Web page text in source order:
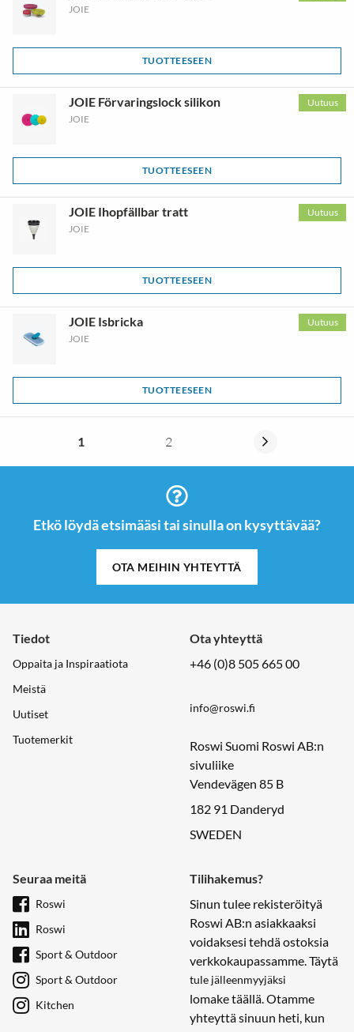
JOIE
TUOTTEESEEN
Uutuus
JOIE Förvaringslock silikon
JOIE
TUOTTEESEEN
Uutuus
JOIE Ihopfällbar tratt
JOIE
TUOTTEESEEN
Uutuus
JOIE Isbricka
JOIE
TUOTTEESEEN
1 2
Etkö löydä etsimääsi tai sinulla on kysyttävää?
OTA MEIHIN YHTEYTTÄ
Tiedot
Oppaita ja Inspiraatiota
Meistä
Uutiset
Tuotemerkit
Ota yhteyttä
+46 (0)8 505 665 00
info@roswi.fi
Roswi Suomi Roswi AB:n
sivuliike
Vendevägen 85 B
182 91 Danderyd
SWEDEN
Seuraa meitä
Roswi
Roswi
Sport & Outdoor
Sport & Outdoor
Kitchen
Tilihakemus?
Sinun tulee rekisteröityä
Roswi AB:n asiakkaaksi
voidaksesi tehdä ostoksia
verkkokaupassamme. Täytä
tule jälleenmyyjäksi
lomake täällä. Otamme
yhteyttä sinuun heti, kun